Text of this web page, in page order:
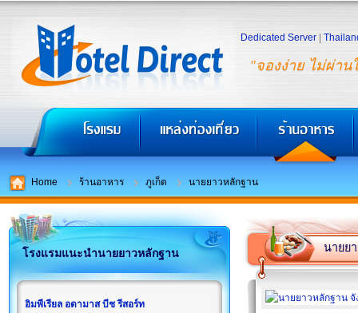
"จองง่าย ไม่ผ่าน
Dedicated Server
Home ร้านอาหาร ภูเก็ต นายยาวหลักฐาน
โรงแรมแนะนำนายยาวหลักฐาน
อิมพีเรียล อดามาส บีช รีสอร์ท
นายย